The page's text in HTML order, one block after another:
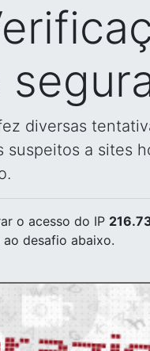
diversas
suspeitos a sites
o acesso do IP
ao desafio abaixo.